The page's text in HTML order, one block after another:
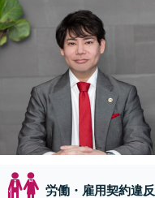
労働・雇用契約違反